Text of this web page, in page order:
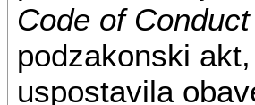
Code of
podzakonski
uspostavila